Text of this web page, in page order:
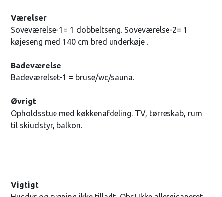
Værelser
Soveværelse-1= 1 dobbeltseng. Soveværelse-2= 1
køjeseng med 140 cm bred underkøje .
Badeværelse
Badeværelset-1 = bruse/wc/sauna.
Øvrigt
Opholdsstue med køkkenafdeling. TV, tørreskab, rum
til skiudstyr, balkon.
Vigtigt